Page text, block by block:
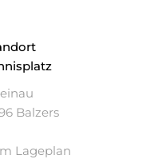
Balzers
Lageplan